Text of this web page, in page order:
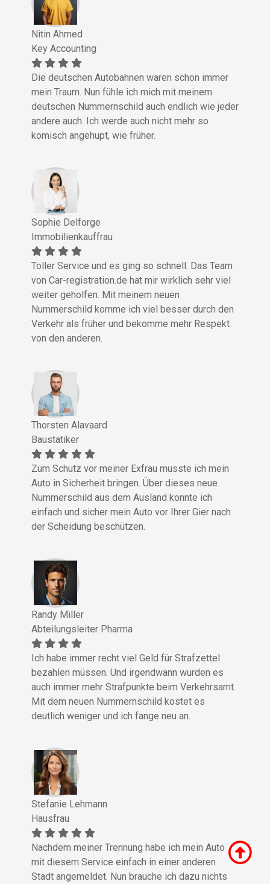
Nitin Ahmed
Key Accounting
Die deutschen Autobahnen waren schon immer
mein Traum. Nun fühle ich mich mit meinem
deutschen Nummernschild auch endlich wie jeder
andere auch. Ich werde auch nicht mehr so
komisch angehupt, wie früher.
Sophie Delforge
Immobilienkauffrau
Toller Service und es ging so schnell. Das Team
von Car-registration.de hat mir wirklich sehr viel
weiter geholfen. Mit meinem neuen
Nummerschild komme ich viel besser durch den
Verkehr als früher und bekomme mehr Respekt
von den anderen.
Thorsten Alavaard
Baustatiker
Zum Schutz vor meiner Exfrau musste ich mein
Auto in Sicherheit bringen. Über dieses neue
Nummerschild aus dem Ausland konnte ich
einfach und sicher mein Auto vor Ihrer Gier nach
der Scheidung beschützen.
Randy Miller
Abteilungsleiter Pharma
Ich habe immer recht viel Geld für Strafzettel
bezahlen müssen. Und irgendwann wurden es
auch immer mehr Strafpunkte beim Verkehrsamt.
Mit dem neuen Nummernschild kostet es
deutlich weniger und ich fange neu an.
Stefanie Lehmann
Hausfrau
Nachdem meiner Trennung habe ich mein Auto
mit diesem Service einfach in einer anderen
Stadt angemeldet. Nun brauche ich dazu nichts